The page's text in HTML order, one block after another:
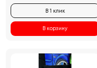
В 1 клик
В корзину